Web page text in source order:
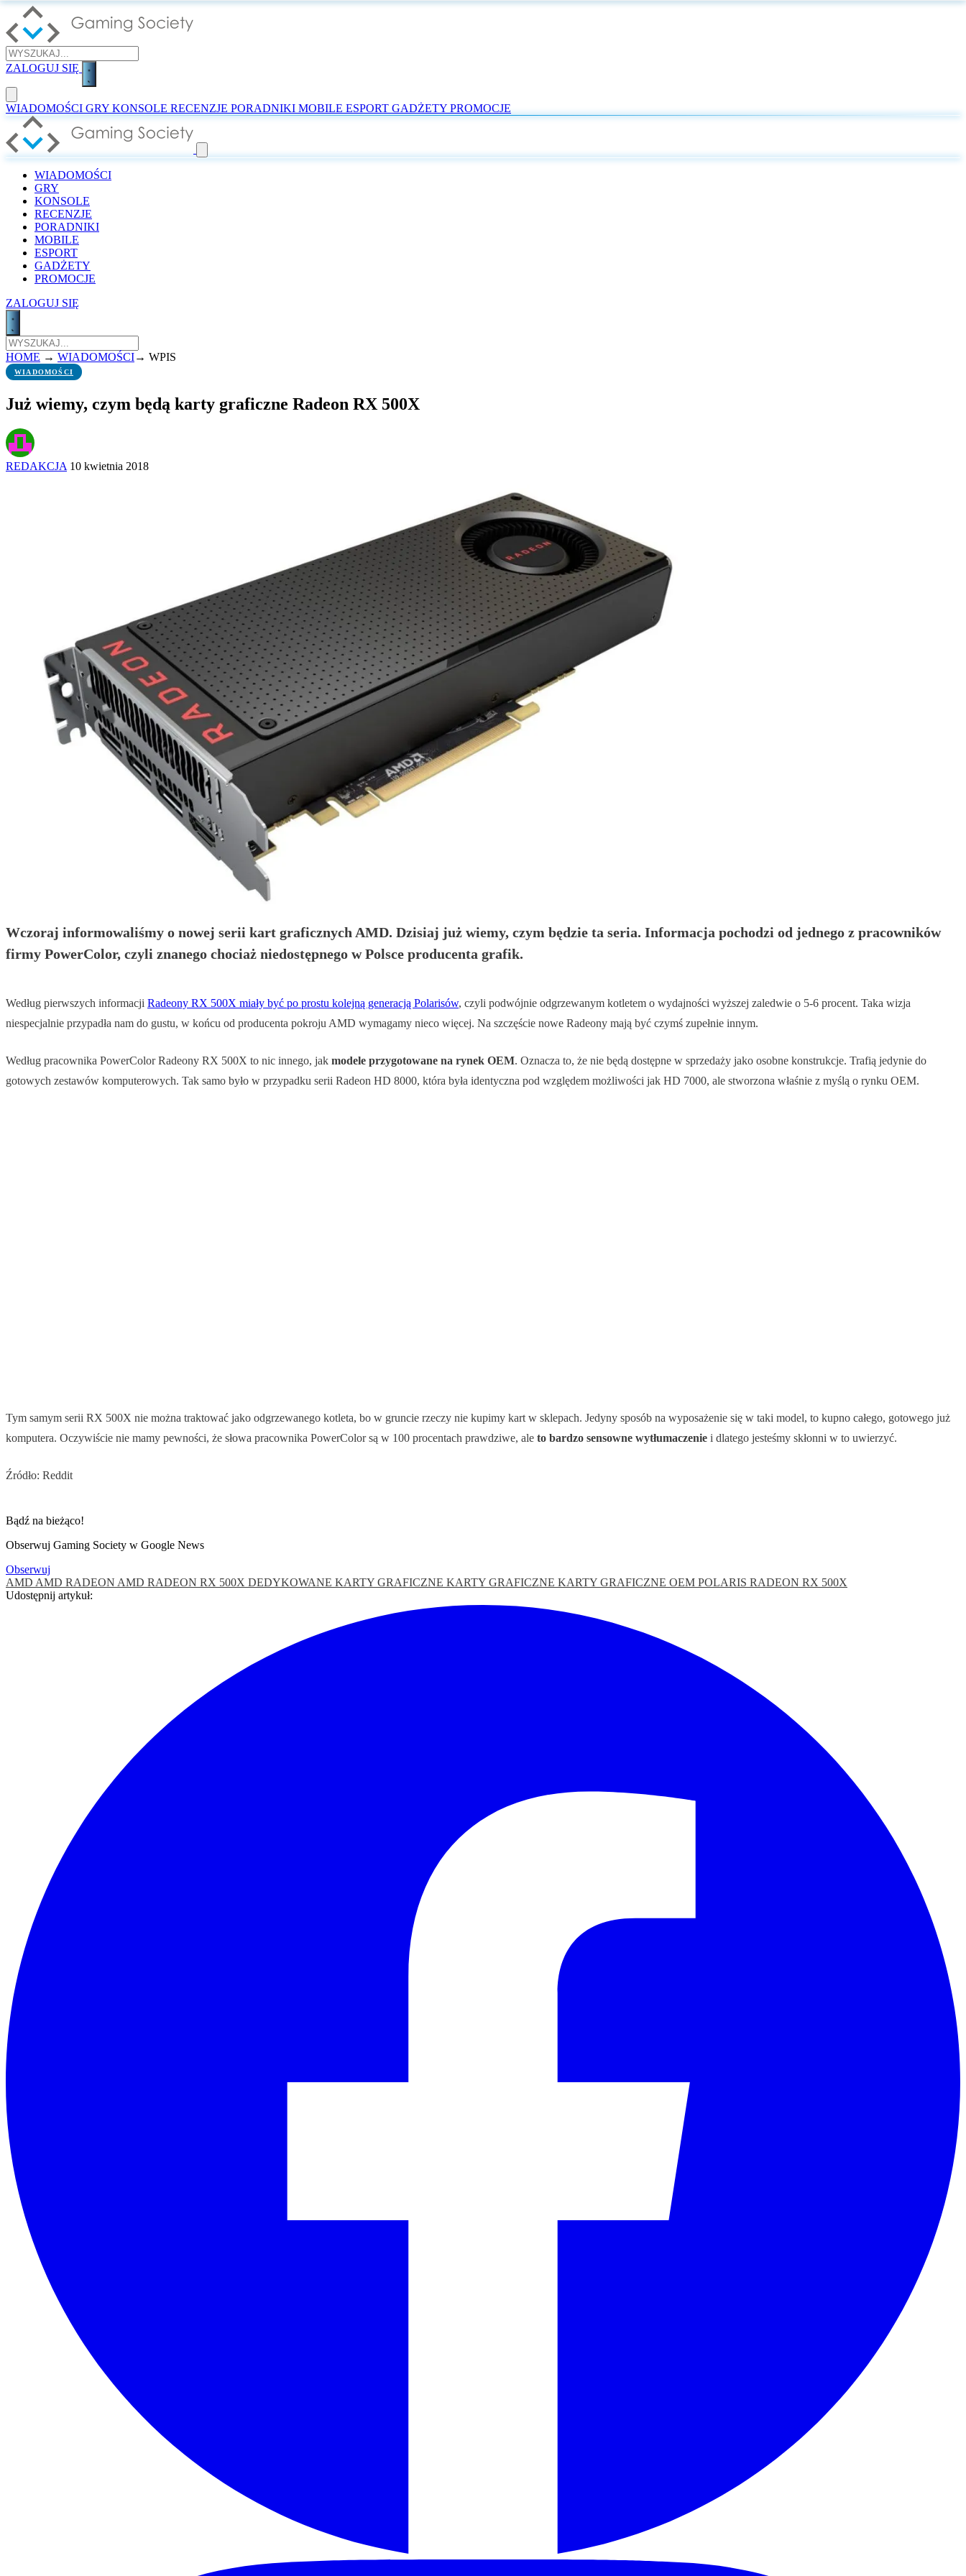
ZALOGUJ SIĘ
WIADOMOŚCI GRY KONSOLE RECENZJE PORADNIKI MOBILE ESPORT GADŻETY PROMOCJE
WIADOMOŚCI
GRY
KONSOLE
RECENZJE
PORADNIKI
MOBILE
ESPORT
GADŻETY
PROMOCJE
ZALOGUJ SIĘ
HOME → WIADOMOŚCI→ WPIS
WIADOMOŚCI
Już wiemy, czym będą karty graficzne Radeon RX 500X
REDAKCJA 10 kwietnia 2018
Wczoraj informowaliśmy o nowej serii kart graficznych AMD. Dzisiaj już wiemy, czym będzie ta seria. Informacja pochodzi od jednego z pracowników
firmy PowerColor, czyli znanego chociaż niedostępnego w Polsce producenta grafik.
Według pierwszych informacji Radeony RX 500X miały być po prostu kolejną generacją Polarisów, czyli podwójnie odgrzewanym kotletem o wydajności wyższej zaledwie o 5-6 procent. Taka wizja
niespecjalnie przypadła nam do gustu, w końcu od producenta pokroju AMD wymagamy nieco więcej. Na szczęście nowe Radeony mają być czymś zupełnie innym.
Według pracownika PowerColor Radeony RX 500X to nic innego, jak modele przygotowane na rynek OEM. Oznacza to, że nie będą dostępne w sprzedaży jako osobne konstrukcje. Trafią jedynie do
gotowych zestawów komputerowych. Tak samo było w przypadku serii Radeon HD 8000, która była identyczna pod względem możliwości jak HD 7000, ale stworzona właśnie z myślą o rynku OEM.
Tym samym serii RX 500X nie można traktować jako odgrzewanego kotleta, bo w gruncie rzeczy nie kupimy kart w sklepach. Jedyny sposób na wyposażenie się w taki model, to kupno całego, gotowego już
komputera. Oczywiście nie mamy pewności, że słowa pracownika PowerColor są w 100 procentach prawdziwe, ale to bardzo sensowne wytłumaczenie i dlatego jesteśmy skłonni w to uwierzyć.
Źródło: Reddit
Bądź na bieżąco!
Obserwuj Gaming Society w Google News
Obserwuj
AMD AMD RADEON AMD RADEON RX 500X DEDYKOWANE KARTY GRAFICZNE KARTY GRAFICZNE KARTY GRAFICZNE OEM POLARIS RADEON RX 500X
Udostępnij artykuł: